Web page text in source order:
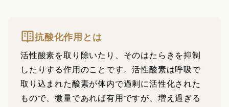
抗酸化作用とは
活性酸素を取り除いたり、そのはたらきを抑制
したりする作用のことです。活性酸素は呼吸で
取り込まれた酸素が体内で過剰に活性化された
もので、微量であれば有用ですが、増え過ぎる